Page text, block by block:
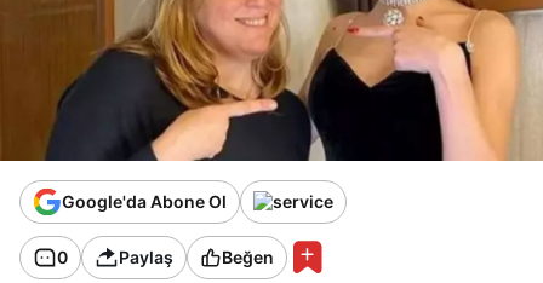
Google'da Abone Ol
0 Paylaş Beğen